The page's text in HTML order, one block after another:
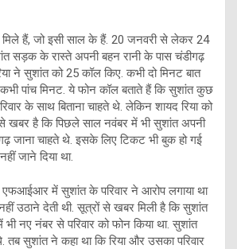
हैं, जो इसी साल के हैं. 20 जनवरी से लेकर 24
सड़क के रास्ते अपनी बहन रानी के पास चंडीगढ़
ने सुशांत को 25 कॉल किए. कभी दो मिनट बात
पांच मिनट. ये फोन कॉल बताते हैं कि सुशांत कुछ
के साथ बिताना चाहते थे. लेकिन शायद रिया को
खबर है कि पिछले साल नवंबर में भी सुशांत अपनी
जाना चाहते थे. इसके लिए टिकट भी बुक हो गई
जाने दिया था.
में सुशांत के परिवार ने आरोप लगाया था
उठाने देती थी. सूत्रों से खबर मिली है कि सुशांत
नए नंबर से परिवार को फोन किया था. सुशांत
सुशांत ने कहा था कि रिया और उसका परिवार